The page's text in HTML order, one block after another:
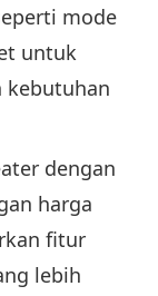
mode
untuk
kebutuhan
dengan
harga
fitur
lebih